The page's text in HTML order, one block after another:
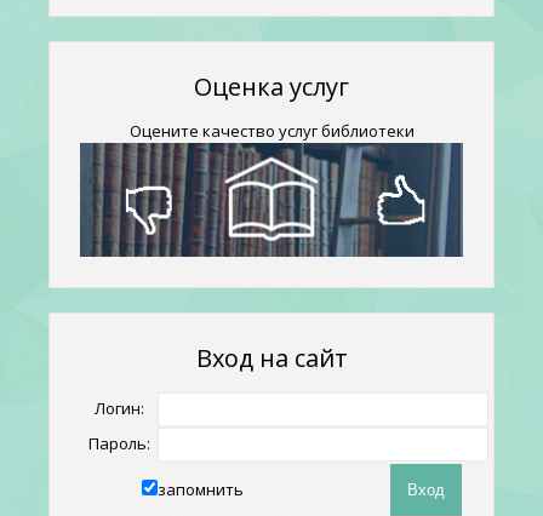
Оценка услуг
Оцените качество услуг библиотеки
Вход на сайт
Логин:
Пароль:
запомнить